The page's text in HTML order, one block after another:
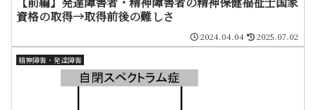
資格の取得→取得前後の難しさ
2024.04.04 2025.07.02
精神障害・発達障害